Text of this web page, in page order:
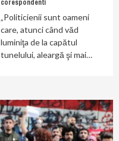
corespondenti
„Politicienii sunt oameni
care, atunci când văd
luminiţa de la capătul
tunelului, aleargă şi mai…